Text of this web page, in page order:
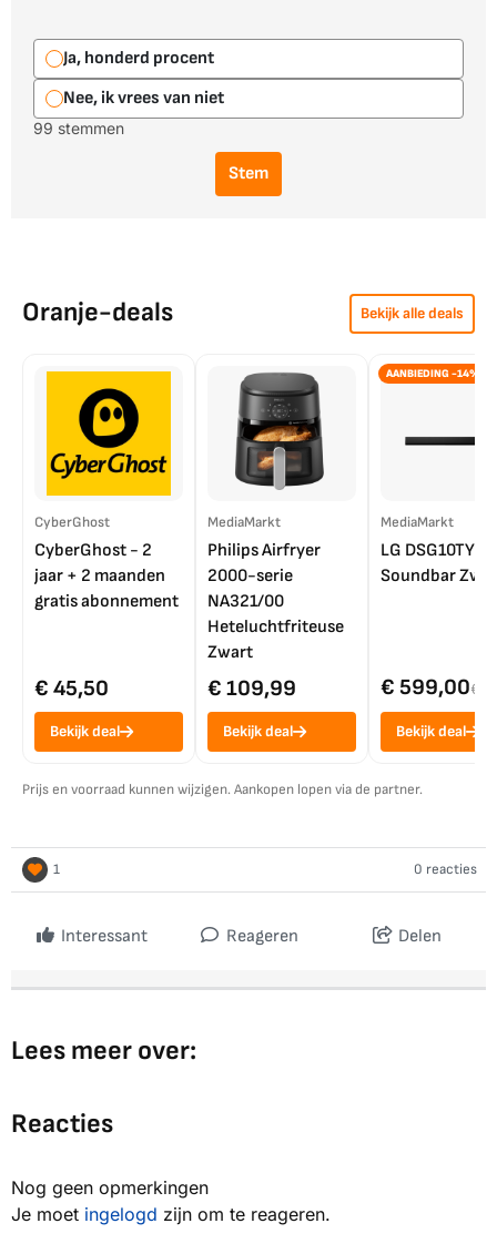
Ja, honderd procent
Nee, ik vrees van niet
99 stemmen
Stem
Oranje-deals Bekijk alle deals
CyberGhost
CyberGhost - 2
jaar + 2 maanden
gratis abonnement
€ 45,50
Bekijk deal
MediaMarkt
Philips Airfryer
2000-serie
NA321/00
Heteluchtfriteuse
Zwart
€ 109,99
Bekijk deal
AANBIEDING -14%
MediaMarkt
LG DSG10TY
Soundbar
€ 599,00€
Bekijk deal
Prijs en voorraad kunnen wijzigen. Aankopen lopen via de partner.
1 0 reacties
Interessant Reageren Delen
Lees meer over:
Reacties
Nog geen opmerkingen
Je moet ingelogd zijn om te reageren.